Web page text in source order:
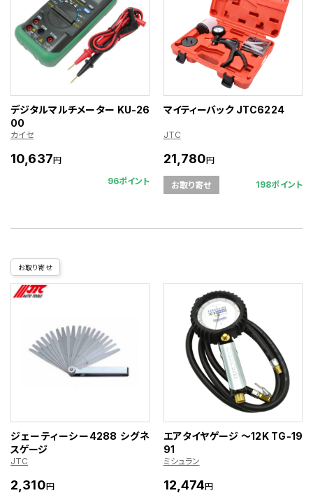
デジタルマルチメーター KU-26
00
カイセ
10,637円
96ポイント
マイティーバック JTC6224
JTC
21,780円
お取り寄せ 198ポイント
お取り寄せ
ジェーティーシー4288 シグネ
スゲージ
JTC
2,310円
エアタイヤゲージ ～12K TG-19
91
ミシュラン
12,474円